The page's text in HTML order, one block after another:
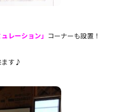
レーション」 コーナーも設置！
ます♪